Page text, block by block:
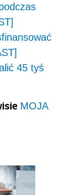
45 tyś
MOJA